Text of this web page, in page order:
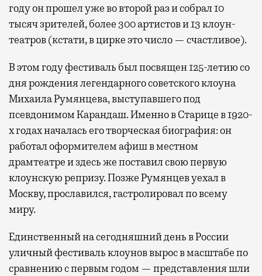
году он прошел уже во второй раз и собрал 10
тысяч зрителей, более 300 артистов и 13 клоун-
театров (кстати, в цирке это число — счастливое).
В этом году фестиваль был посвящен 125-летию со
дня рождения легендарного советского клоуна
Михаила Румянцева, выступавшего под
псевдонимом Карандаш. Именно в Старице в 1920-
х годах началась его творческая биография: он
работал оформителем афиш в местном
драмтеатре и здесь же поставил свою первую
клоунскую репризу. Позже Румянцев уехал в
Москву, прославился, гастролировал по всему
миру.
Единственный на сегодняшний день в России
уличный фестиваль клоунов вырос в масштабе по
сравнению с первым годом — представления шли